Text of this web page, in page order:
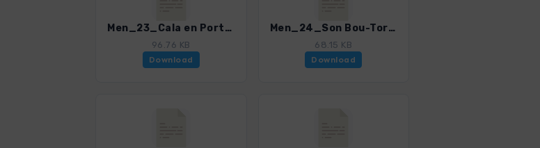
Men_23_Cala en Porter-La Taula_0259_2.gpx
96.76 KB
Download
Men_24_Son Bou-Torre den Gaumes_0259_2.gpx
68.15 KB
Download